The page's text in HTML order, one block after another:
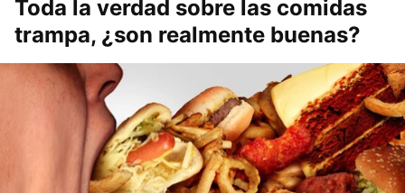
Toda la verdad sobre las comidas
trampa, ¿son realmente buenas?